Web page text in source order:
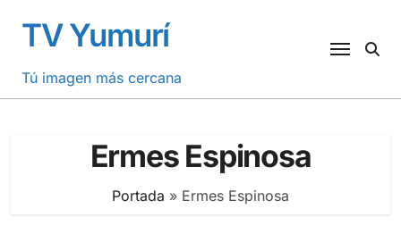
contenido
TV Yumurí
Tú imagen más cercana
Ermes Espinosa
Portada » Ermes Espinosa